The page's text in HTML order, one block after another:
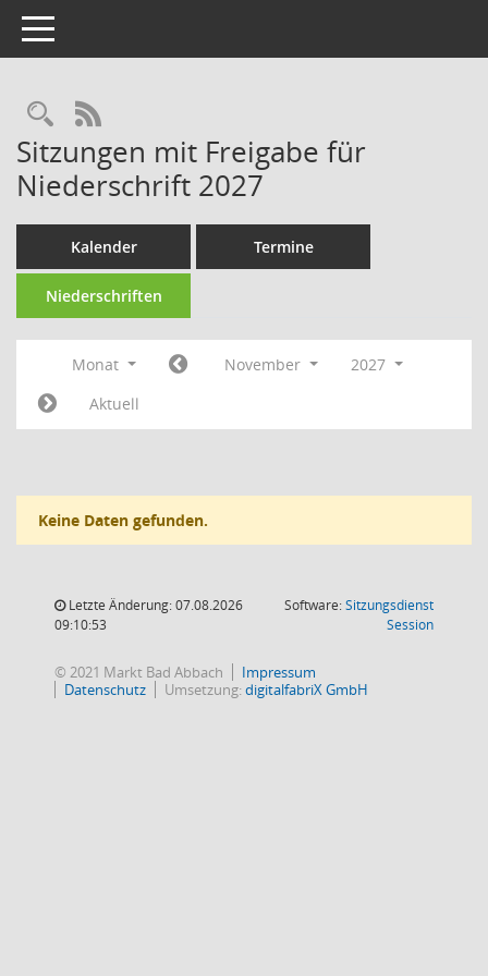
Toggle navigation
RSS-Feed
Sitzungen mit Freigabe für
Niederschrift 2027
Kalender Termine
Niederschriften
Monat November
2027
Aktuell
Keine Daten gefunden.
Letzte Änderung: 07.08.2026
09:10:53
Software:Sitzungsdienst
Session(Wird in
© 2021 Markt Bad Abbach
Impressum
Datenschutz
Umsetzung:digitalfabriX GmbH